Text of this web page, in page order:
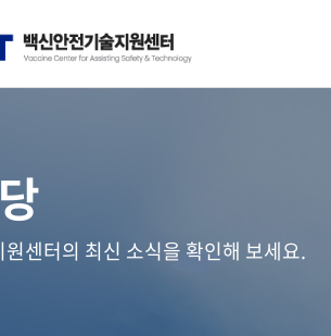
센터의 최신 소식을 확인해 보세요.